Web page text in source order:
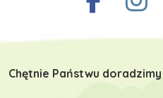
Chętnie Państwu doradzimy